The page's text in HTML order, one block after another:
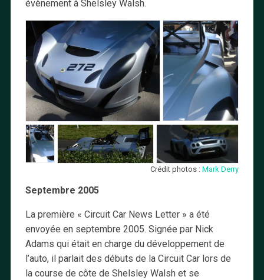
évènement à Shelsley Walsh.
Crédit photos :Mark Derry
Septembre 2005
La première « Circuit Car News Letter » a été
envoyée en septembre 2005. Signée par Nick
Adams qui était en charge du développement de
l’auto, il parlait des débuts de la Circuit Car lors de
la course de côte de Shelsley Walsh et se